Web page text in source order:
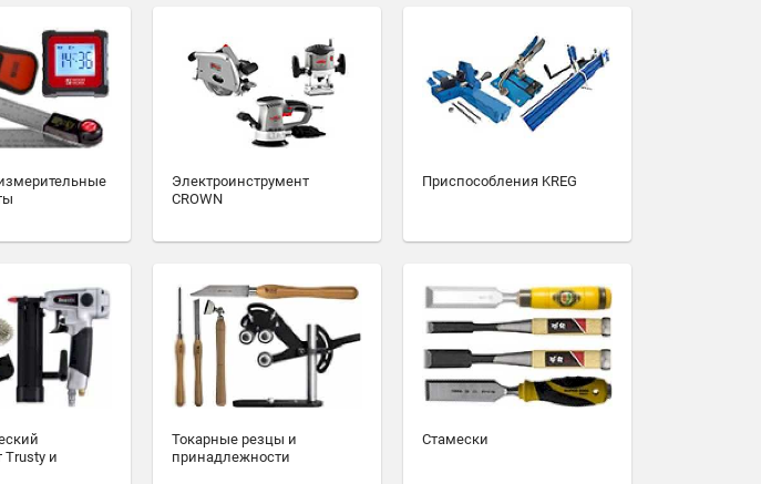
Электроинструмент
CROWN
Приспособления KREG
Trusty и
Токарные резцы и
принадлежности
Стамески